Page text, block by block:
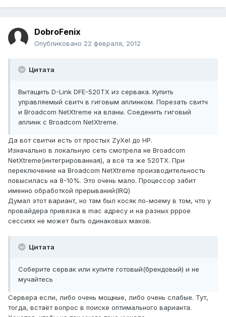
DobroFenix
Опубликовано 22 февраля, 2012
Цитата
Вытащить D-Link DFE-520TX из сервака. Купить
управляемый свитч в гиговым аплинком. Порезать свитч
и Broadcom NetXtreme на вланы. Соеденить гиговый
аплинк с Broadcom NetXtreme.
Да вот свитчи есть от простых ZyXel до HP.
Изначально в локальную сеть смотрела не Broadcom
NetXtreme(интегрированная), а всё та же 520TX. При
переключение на Broadcom NetXtreme производительность
повысилась на 8-10%. Это очень мало. Процессор забит
именно обработкой прерываний(IRQ)
Думал этот вариант, но там был косяк по-моему в том, что у
провайдера привязка в mac адресу и на разных pppoe
сессиях не может быть одинаковых маков.
Цитата
Соберите сервак или купите готовый(брендовый) и не
мучайтесь
Сервера если, либо очень мощные, либо очень слабые. Тут,
тогда, встаёт вопрос в поиске оптимального варианта.